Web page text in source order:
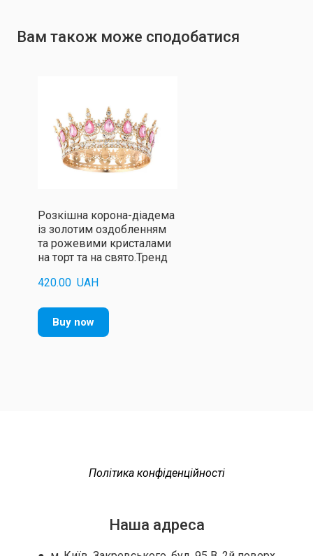
Вам також може сподобатися
Розкішна корона-діадема
із золотим оздобленням
та рожевими кристалами
на торт та на свято.Тренд
420.00  UAH
Buy now
Політика конфіденційності
Наша адреса